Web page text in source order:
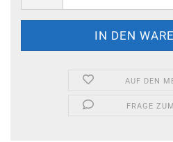
AUF DEN
FRAGE